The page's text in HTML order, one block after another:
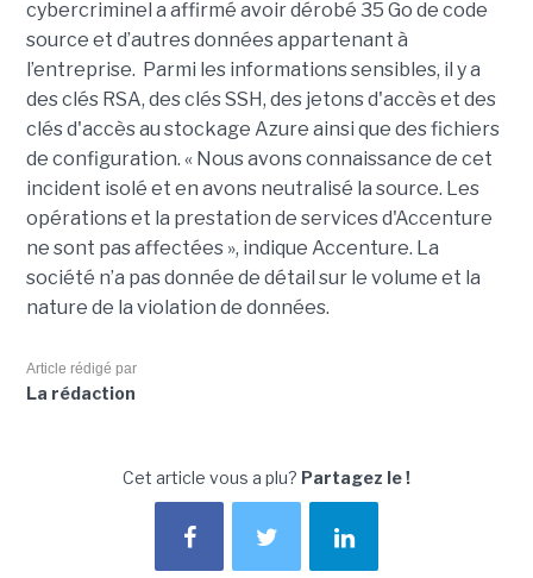
cybercriminel a affirmé avoir dérobé 35 Go de code
source et d’autres données appartenant à
l’entreprise. Parmi les informations sensibles, il y a
des clés RSA, des clés SSH, des jetons d'accès et des
clés d'accès au stockage Azure ainsi que des fichiers
de configuration. « Nous avons connaissance de cet
incident isolé et en avons neutralisé la source. Les
opérations et la prestation de services d'Accenture
ne sont pas affectées », indique Accenture. La
société n’a pas donnée de détail sur le volume et la
nature de la violation de données.
Article rédigé par
La rédaction
Cet article vous a plu? Partagez le !